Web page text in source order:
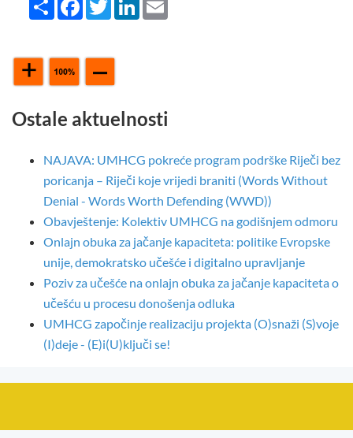
Ostale aktuelnosti
NAJAVA: UMHCG pokreće program podrške Riječi bez
poricanja – Riječi koje vrijedi braniti (Words Without
Denial - Words Worth Defending (WWD))
Obavještenje: Kolektiv UMHCG na godišnjem odmoru
Onlajn obuka za jačanje kapaciteta: politike Evropske
unije, demokratsko učešće i digitalno upravljanje
Poziv za učešće na onlajn obuka za jačanje kapaciteta o
učešću u procesu donošenja odluka
UMHCG započinje realizaciju projekta (O)snaži (S)voje
(I)deje - (E)i(U)ključi se!